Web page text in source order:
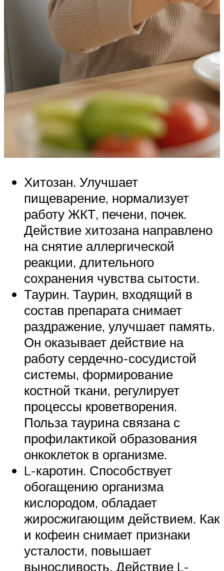
Хитозан. Улучшает
пищеварение, нормализует
работу ЖКТ, печени, почек.
Действие хитозана направлено
на снятие аллергической
реакции, длительного
сохранения чувства сытости.
Таурин. Таурин, входящий в
состав препарата снимает
раздражение, улучшает память.
Он оказывает действие на
работу сердечно-сосудистой
системы, формирование
костной ткани, регулирует
процессы кроветворения.
Польза таурина связана с
профилактикой образования
онкоклеток в организме.
L-каротин. Способствует
обогащению организма
кислородом, обладает
жиросжигающим действием. Как
и кофеин снимает признаки
усталости, повышает
выносливость. Действие L-